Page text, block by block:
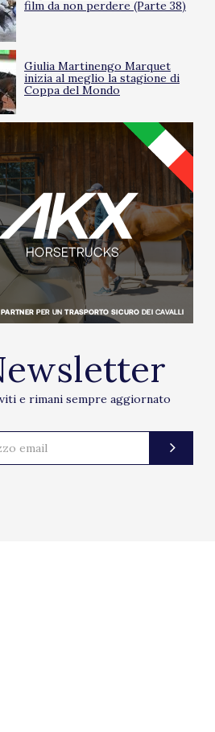
film da non perdere (Parte 38)
Giulia Martinengo Marquet
inizia al meglio la stagione di
Coppa del Mondo
e rimani sempre aggiornato